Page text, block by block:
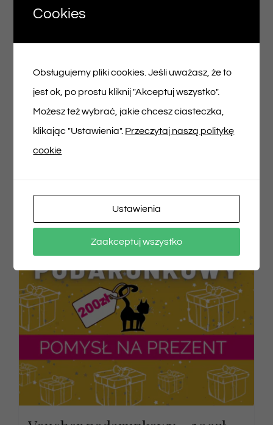
150,00zł
Dodaj do koszyka Szczegóły
Cookies
Obsługujemy pliki cookies. Jeśli uważasz, że to
jest ok, po prostu kliknij "Akceptuj wszystko".
Możesz też wybrać, jakie chcesz ciasteczka,
klikając "Ustawienia". Przeczytaj naszą politykę
cookie
Ustawienia
Zaakceptuj wszystko